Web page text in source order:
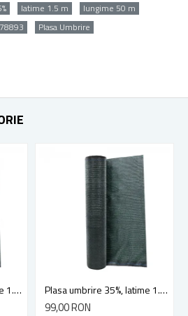
latime 1.5 m
lungime 50 m
Plasa Umbrire
Plasa umbrire 35%, latime 1.5 m, lungime 10 m, densitate 35 g/mp Plasa umbrire 35%, latime 1.7 m, lungime 50 m, densitate 35 g/mp
99,00 RON